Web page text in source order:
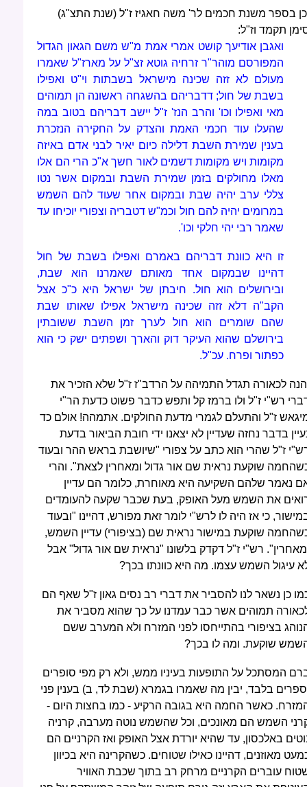
בספר משנת חכמים לר' משה חאגיז ז"ל (שנת התצ"ג)
תקמד וז"ל:
ואגבן אודיעך קושט אמרי אמת מ"ש משם הגאון הגדול
המפורסם מוהר"ר זרחיה גוטא זצ"ל על מארז"ל שאמרו
מעולם לא זזה שכינה מישראל בשבתות וי"ט ואפילו
בשבת של חול; דדבריהם בהשגחה ראשונה הן תמוהים
מאי ואפילו וכו' והרב הנז' ז"ל יישב דבריהם בטוב במה
שהעלו עוד חכמי האמת והצדק על החקירה הנזכרת
בענין שמירת השבת דלילה כיום יאיר לבני אדם באיזה
מקומות ויש מקומות דשמים לאור חשך א"כ הרי הם אלו
מאלו מחולקים בזמן שמירת השבת ובמקום אשר נטו
צללי ערב יהיה שבת ובמקום אחר שעוד להם השמש
במרומים יהיה להם חול וכמ"ש דטבריה וצפורי יוכיחו עד
שאמר רבי יהי חלקי וכו'.
זו היא כוונת דבריהם באמרם ואפילו בשבת של חול
דהיינו שבמקום אחד מאותם שאמרנו הוא שבת,
ובירושלים הוא חול. חיבתן של ישראל היא כ"כ אצל
הקב"ה דלא זזה שכינה מישראל אפילו שאותו שבת
שהם שומרים הוא חול לערך זמן השבת ששובתין
בירושלם שהוא העיקר דוק והארך ושפתים ישק כי הוא
כפתור ופרח. עכ"ל.
לכאורה תגדל התמיהה על הרדב"ז ז"ל שלא הזכיר את
רש"י ז"ל ולו ברמז קל ותפש כדבר פשוט כדעת הר"י
ז"ל והתעלם לגמרי מדעת החולקים. אתמהה! אולם כד
בדבר נחזה שעדיין לא יצאנו ידי חובת הביאור בדעת
ז"ל שהרי הוא כתב על צפורי "שיושבת בראש ההר ובעוד
שוקעת נראית שם אור גדול ומאחרין לצאת". והרי
נאמר שלהם השקיעה היא מאוחרת, כלומר הם עדיין
את השמש מעל האופק, בעת שכבר שקעה להעומדים
כי אז היה לו לרש"י לומר זאת מפורש, דהיינו "ובעוד
שוקעת במישור נראית שם (בציפורי) עדיין השמש,
רש"י ז"ל דקדק בלשונו "נראית שם אור גדול" אבל
עיגול השמש עצמו. מה היא כוונתו בכך?
כן נשאר לנו להסביר את דברי רב נסים גאון ז"ל שאף הם
תמוהים אשר כבר עמדנו על כך שהוא מסביר את
בציפורי בהתייחסו לפני המזרח ולא המערב ששם
שוקעת. ומה לו בכך?
המסתכל על התופעות בעיניו ממש, ולא רק מפי סופרים
בלבד, יבין מה שאמרו בגמרא (שבת לד, ב) בענין פני
כאשר החמה היא בגובה הרקיע - כמו בחצות היום -
השמש הם מאונכים, וכל שהשמש נוטה מערבה, קרניה
באלכסון, עד שהיא יורדת אצל האופק ואז הקרניים הם
מאוזנים, דהיינו כאילו שטוחים. כשהקרינה היא בכיוון
עוברים הקרניים מרחק רב בתוך שכבת האוויר